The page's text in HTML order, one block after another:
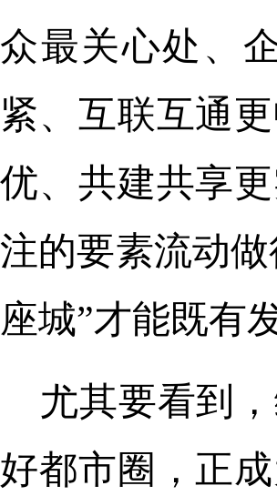
众最关心处、
紧、互联互通
优、共建共享
注的要素流动
座城”才能既有
尤其要看到
好都市圈，正